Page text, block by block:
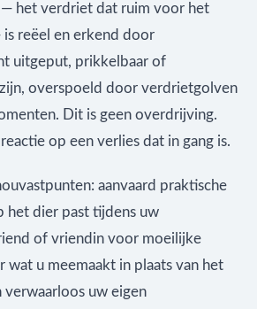
het verdriet dat ruim voor het
reëel en erkend door
uitgeput, prikkelbaar of
overspoeld door verdrietgolven
Dit is geen overdrijving.
op een verlies dat in gang is.
aanvaard praktische
het dier past tijdens uw
of vriendin voor moeilijke
wat u meemaakt in plaats van het
verwaarloos uw eigen